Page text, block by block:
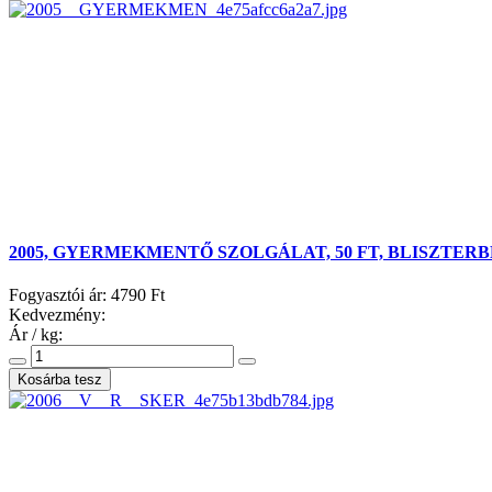
2005, GYERMEKMENTŐ SZOLGÁLAT, 50 FT,
Fogyasztói ár: 4790 Ft
Kedvezmény:
Ár / kg: